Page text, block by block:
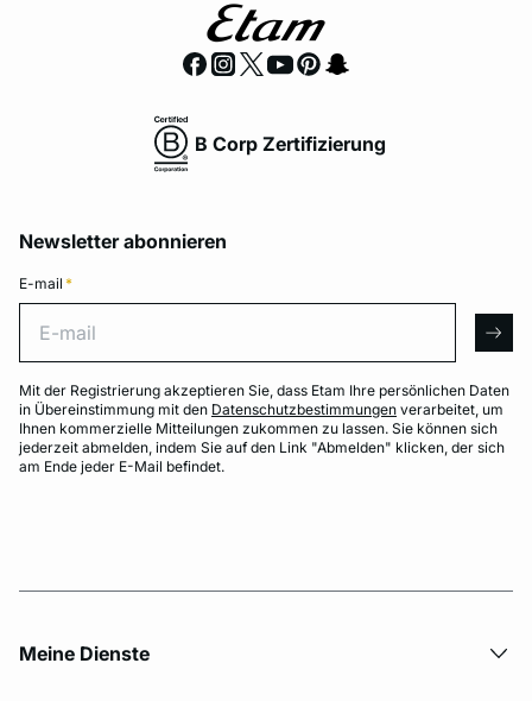
B Corp Zertifizierung
Newsletter abonnieren
E-mail *
Mit der Registrierung akzeptieren Sie, dass Etam Ihre persönlichen Daten
in Übereinstimmung mit den Datenschutzbestimmungen verarbeitet, um
Ihnen kommerzielle Mitteilungen zukommen zu lassen. Sie können sich
jederzeit abmelden, indem Sie auf den Link "Abmelden" klicken, der sich
am Ende jeder E-Mail befindet.
Meine Dienste